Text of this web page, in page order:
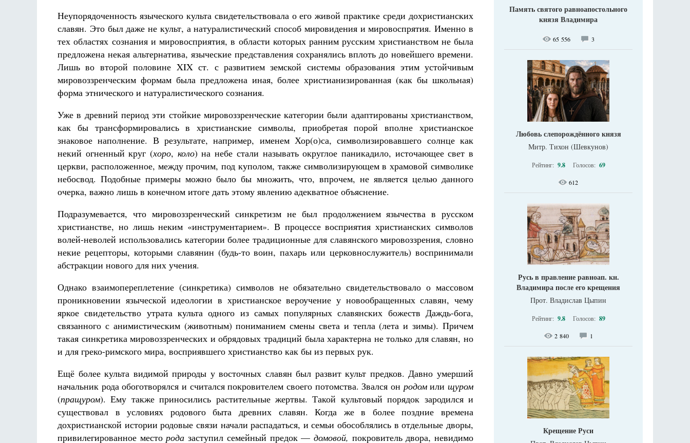
Неупорядоченность языческого культа свидетельствовала о его живой практике среди дохристианских
славян. Это был даже не культ, а натуралистический способ мировидения и мировоспрятия. Именно в
тех областях сознания и мировосприятия, в области которых ранним русским христианством не была
предложена некая альтернатива, языческие представления сохранялись вплоть до новейшего времени.
Лишь во второй половине XIX ст. с развитием земской системы образования этим устойчивым
мировоззренческим формам была предложена иная, более христианизированная (как бы школьная)
форма этнического и натуралистического сознания.
Уже в древний период эти стойкие мировоззренческие категории были адаптированы христианством,
как бы трансформировались в христианские символы, приобретая порой вполне христианское
знаковое наполнение. В результате, например, именем Хор(о)са, символизировавшего солнце как
некий огненный круг (хоро, коло) на небе стали называть округлое паникадило, источающее свет в
церкви, расположенное, между прочим, под куполом, также символизирующем в храмовой символике
небосвод. Подобные примеры можно было бы множить, что, впрочем, не является целью данного
очерка, важно лишь в конечном итоге дать этому явлению адекватное объяснение.
Подразумевается, что мировоззренческий синкретизм не был продолжением язычества в русском
христианстве, но лишь неким «инструментарием». В процессе восприятия христианских символов
волей-неволей использовались категории более традиционные для славянского мировоззрения, словно
некие рецепторы, которыми славянин (будь-то воин, пахарь или церковнослужитель) воспринимали
абстракции нового для них учения.
Однако взаимопереплетение (синкретика) символов не обязательно свидетельствовало о массовом
проникновении языческой идеологии в христианское вероучение у новообращенных славян, чему
яркое свидетельство утрата культа одного из самых популярных славянских божеств Даждь-бога,
связанного с анимистическим (животным) пониманием смены света и тепла (лета и зимы). Причем
такая синкретика мировоззренческих и обрядовых традиций была характерна не только для славян, но
и для греко-римского мира, восприявшего христианство как бы из первых рук.
Ещё более культа видимой природы у восточных славян был развит культ предков. Давно умерший
начальник рода обоготворялся и считался покровителем своего потомства. Звался он родомилищуром
(пращуром). Ему также приносились растительные жертвы. Такой культовый порядок зародился и
существовал в условиях родового быта древних славян. Когда же в более поздние времена
дохристианской истории родовые связи начали распадаться, и семьи обособлялись в отдельные дворы,
привилегированное месторода заступил семейный предок — домовой, покровитель двора, невидимо
Память святого равноапостольного
князя Владимира
65 556 3
Любовь слепорождённого князя
Митр. Тихон (Шевкунов)
Рейтинг: 9.8 Голосов: 69
612
Русь в правление равноап. кн.
Владимира после его крещения
Прот. Владислав Цыпин
Рейтинг: 9.8 Голосов: 89
2 840 1
Крещение Руси